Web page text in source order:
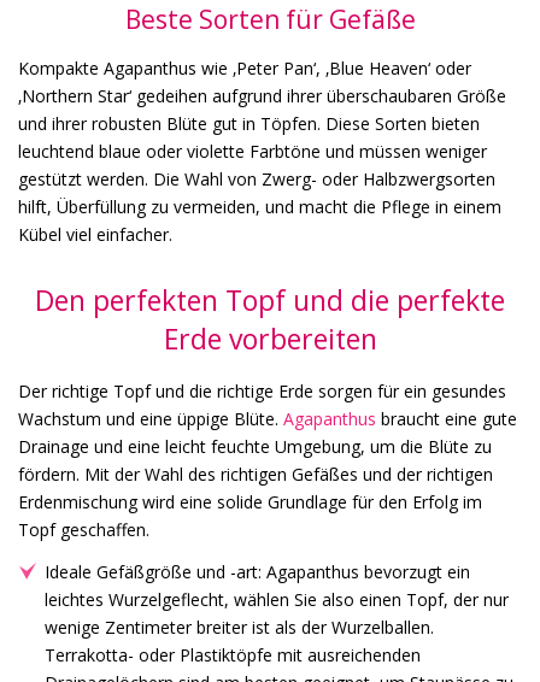
Beste Sorten für Gefäße
Kompakte Agapanthus wie ‚Peter Pan‘, ‚Blue Heaven‘ oder
‚Northern Star‘ gedeihen aufgrund ihrer überschaubaren Größe
und ihrer robusten Blüte gut in Töpfen. Diese Sorten bieten
leuchtend blaue oder violette Farbtöne und müssen weniger
gestützt werden. Die Wahl von Zwerg- oder Halbzwergsorten
hilft, Überfüllung zu vermeiden, und macht die Pflege in einem
Kübel viel einfacher.
Den perfekten Topf und die perfekte
Erde vorbereiten
Der richtige Topf und die richtige Erde sorgen für ein gesundes
Wachstum und eine üppige Blüte. Agapanthus braucht eine gute
Drainage und eine leicht feuchte Umgebung, um die Blüte zu
fördern. Mit der Wahl des richtigen Gefäßes und der richtigen
Erdenmischung wird eine solide Grundlage für den Erfolg im
Topf geschaffen.
Ideale Gefäßgröße und -art: Agapanthus bevorzugt ein
leichtes Wurzelgeflecht, wählen Sie also einen Topf, der nur
wenige Zentimeter breiter ist als der Wurzelballen.
Terrakotta- oder Plastiktöpfe mit ausreichenden